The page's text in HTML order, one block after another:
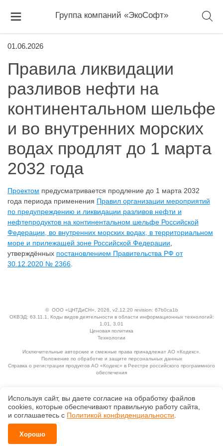
Группа компаний «ЭкоСофт»
01.06.2026
Правила ликвидации
разливов нефти на
континентальном шельфе
и во внутренних морских
водах продлят до 1 марта
2032 года
Проектом предусматривается продление до 1 марта 2032
года периода применения Правил организации мероприятий
по предупреждению и ликвидации разливов нефти и
нефтепродуктов на континентальном шельфе Российской
Федерации, во внутренних морских водах, в территориальном
море и прилежащей зоне Российской Федерации
утверждённых постановлением Правительства РФ от
30.12.2020 № 2366
© ООО «ЦНТДиСН» , 2026, v2.12.20 revision: 67b0ca1b
ОКВЭД: 63.11.1, Коды видов деятельности в области информационных технологий:
1.01, 3.01
Ценовая политика
Технологии
Исключительные авторские и смежные права принадлежат АО «Кодекс».
Положение по обработке и защите персональных данных
Справка о регистрации продуктов АО «Кодекс» в Реестре российского программного
обеспечения
Используя сайт, вы даете согласие на обработку файлов
сооkiеs, которые обеспечивают правильную работу сайта,
и соглашаетесь с Политикой конфиденциальности
Хорошо